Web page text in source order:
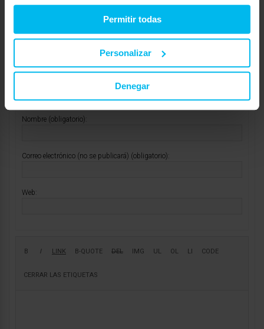
Permitir todas
Personalizar
Denegar
Tel. 977 542 658 / 961 399 020
http://www.maxcolchon.com
Mostrando 1 respuesta al debate
ensacados viscoelasticos
Nombre (obligatorio):
Correo electrónico (no se publicará) (obligatorio):
Web: